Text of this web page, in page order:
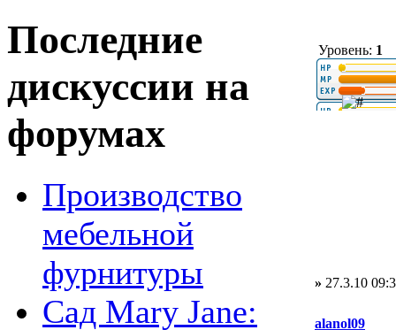
Последние
дискуссии на
форумах
Производство
мебельной
фурнитуры
Сад Mary Jane:
Уровень: 1
» 27.3.10
alanol09